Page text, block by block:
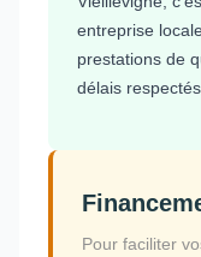
entreprise
prestations de
délais
Pour faciliter